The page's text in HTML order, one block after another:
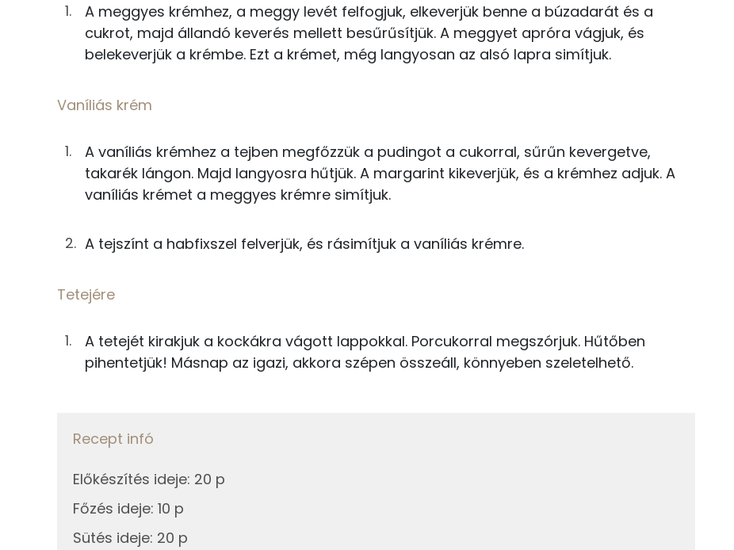
Vaníliás krém
100gtej
vaníliás pudingpor
10gmargarin 72 kcal
63g növényi tejszín
2g
Összesen 638 kcal
Szelén
β-karotin
Fehérje
Telített zsírsav
Egyszeresen telítetlen zsírsav:
Koleszterin
1 mg
Összesen
Cink
A meggyes krémhez, a meggy levét felfogjuk, elkeverjük benne a búzadarát és a
cukrot, majd állandó keverés mellett besűrűsítjük. A meggyet apróra vágjuk, és
belekeverjük a krémbe. Ezt a krémet, még langyosan az alsó lapra simítjuk.
Vaníliás krém
A vaníliás krémhez a tejben megfőzzük a pudingot a cukorral, sűrűn kevergetve,
takarék lángon. Majd langyosra hűtjük. A margarint kikeverjük, és a krémhez adjuk. A
vaníliás krémet a meggyes krémre simítjuk.
A tejszínt a habfixszel felverjük, és rásimítjuk a vaníliás krémre.
Tetejére
A tetejét kirakjuk a kockákra vágott lappokkal. Porcukorral megszórjuk. Hűtőben
pihentetjük! Másnap az igazi, akkora szépen összeáll, könnyeben szeletelhető.
Recept infó
Előkészítés ideje: 20 p
Főzés ideje: 10 p
Sütés ideje: 20 p